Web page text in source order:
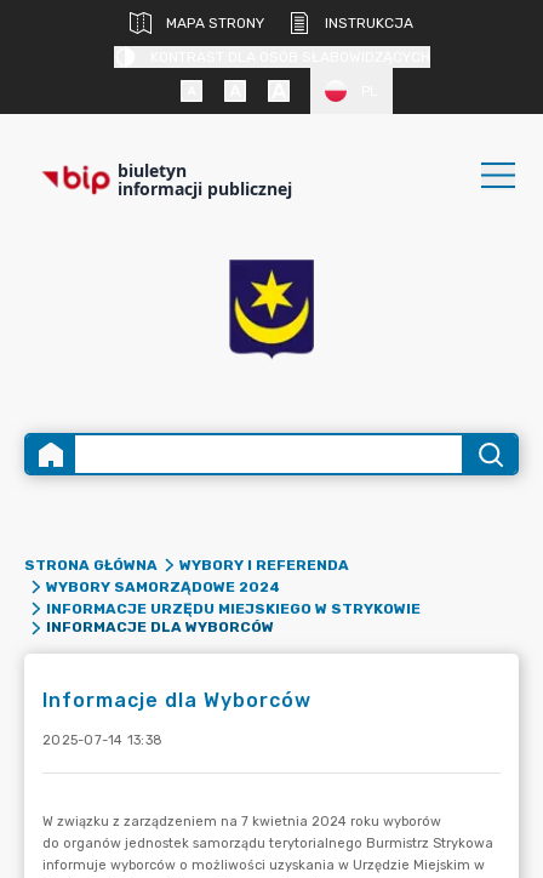
MAPA STRONY
INSTRUKCJA
biuletyn
informacji publicznej
STRONA GŁÓWNA
WYBORY I REFERENDA
WYBORY SAMORZĄDOWE 2024
INFORMACJE URZĘDU MIEJSKIEGO W STRYKOWIE
INFORMACJE DLA WYBORCÓW
Informacje dla Wyborców
2025-07-14 13:38